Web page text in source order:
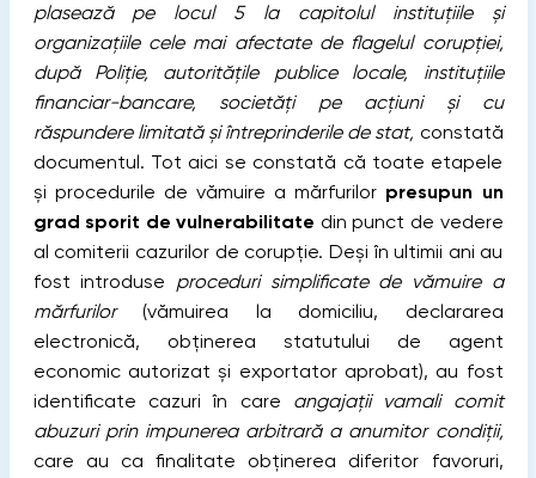
plasează pe locul 5 la capitolul instituțiile şi
organizațiile cele mai afectate de flagelul corupției,
după Poliție, autoritățile publice locale, instituțiile
financiar-bancare, societăți pe acțiuni şi cu
răspundere limitată și întreprinderile de stat, constată
documentul. Tot aici se constată că toate etapele
şi procedurile de vămuire a mărfurilor presupun un
grad sporit de vulnerabilitate din punct de vedere
al comiterii cazurilor de corupţie. Deşi în ultimii ani au
fost introduse proceduri simplificate de vămuire a
mărfurilor(vămuirea la domiciliu, declararea
electronică, obţinerea statutului de agent
economic autorizat şi exportator aprobat), au fost
identificate cazuri în care angajaţii vamali comit
abuzuri prin impunerea arbitrară a anumitor condiții,
care au ca finalitate obținerea diferitor favoruri,